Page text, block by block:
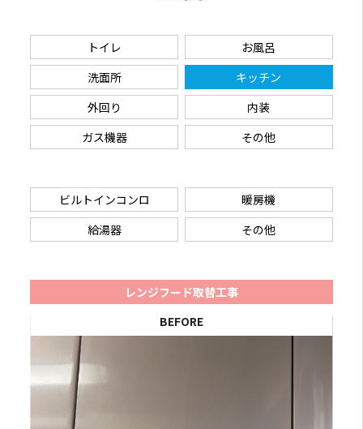
トイレ
お風呂
洗面所
キッチン
外回り
内装
ガス機器
その他
ビルトインコンロ
暖房機
給湯器
その他
レンジフード取替工事